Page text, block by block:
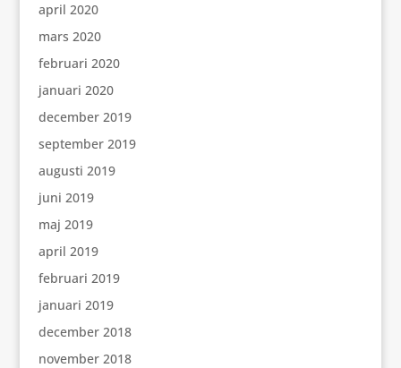
april 2020
mars 2020
februari 2020
januari 2020
december 2019
september 2019
augusti 2019
juni 2019
maj 2019
april 2019
februari 2019
januari 2019
december 2018
november 2018